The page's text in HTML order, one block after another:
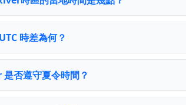
時差為何？
否遵守夏令時間？